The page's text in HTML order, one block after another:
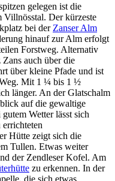
gelegen ist die
Villnösstal. Der kürzeste
bei der Zanser Alm
hinauf zur Alm erfolgt
Forstweg. Alternativ
auch über die
über kleine Pfade und ist
Mit 1 ¼ bis 1 ½
länger. An der Glatschalm
auf die gewaltige
Wetter lässt sich
errichteten
Hütte zeigt sich die
Tullen. Etwas weiter
der Zendleser Kofel. Am
zu erkennen. In der
die sich etwas